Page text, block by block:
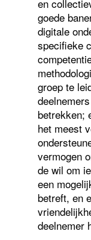
en
goede
digitale
specifieke
groep te
betrekken;
het meest
vermogen
de wil om
een
betreft, en
deelnemer